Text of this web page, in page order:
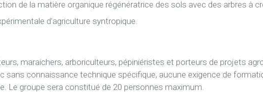
de la matière organique régénératrice des sols avec des arbres à
d’agriculture syntropique.
maraichers, arboriculteurs, pépiniéristes et porteurs de projets
connaissance technique spécifique, aucune exigence de
Le groupe sera constitué de 20 personnes maximum.